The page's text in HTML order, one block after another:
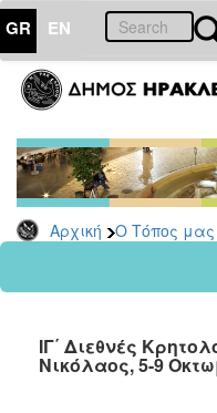
GR EN
Αρχική Ο Τόπος μας
ΤΟΠΟΣ
ΜΑΣ
Ανακοινώσεις
Αρχείο
2026
2024
2022
ΙΓ΄ Διεθνές
Νικόλαος, 5-9